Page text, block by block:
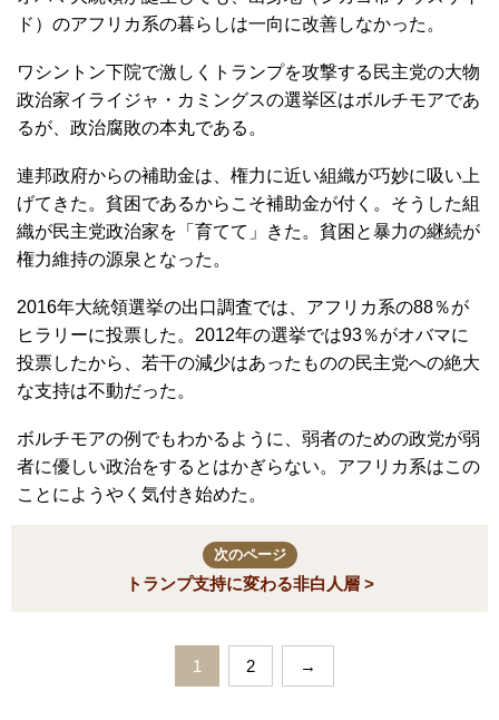
ド）のアフリカ系の暮らしは一向に改善しなかった。
ワシントン下院で激しくトランプを攻撃する民主党の大物
政治家イライジャ・カミングスの選挙区はボルチモアであ
るが、政治腐敗の本丸である。
連邦政府からの補助金は、権力に近い組織が巧妙に吸い上
げてきた。貧困であるからこそ補助金が付く。そうした組
織が民主党政治家を「育てて」きた。貧困と暴力の継続が
権力維持の源泉となった。
2016年大統領選挙の出口調査では、アフリカ系の88％が
ヒラリーに投票した。2012年の選挙では93％がオバマに
投票したから、若干の減少はあったものの民主党への絶大
な支持は不動だった。
ボルチモアの例でもわかるように、弱者のための政党が弱
者に優しい政治をするとはかぎらない。アフリカ系はこの
ことにようやく気付き始めた。
次のページ
トランプ支持に変わる非白人層 >
1 2 →